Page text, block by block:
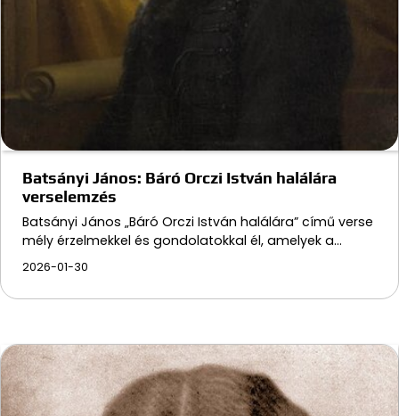
Batsányi János: Báró Orczi István halálára
verselemzés
Batsányi János „Báró Orczi István halálára” című verse
mély érzelmekkel és gondolatokkal él, amelyek a…
2026-01-30